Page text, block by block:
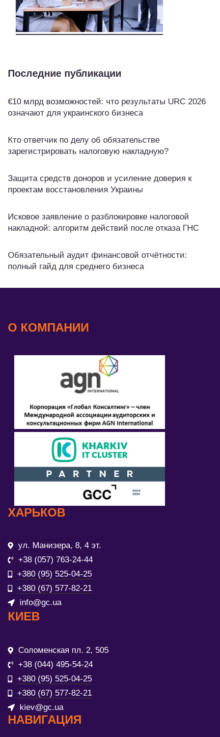
Последние публикации
€10 млрд возможностей: что результаты URC 2026
означают для украинского бизнеса
Кто ответчик по делу об обязательстве
зарегистрировать налоговую накладную?
Защита средств доноров и усиление доверия к
проектам восстановления Украины
Исковое заявление о разблокировке налоговой
накладной: алгоритм действий после отказа ГНС
Обязательный аудит финансовой отчётности:
полный гайд для среднего бизнеса
О КОМПАНИИ
ХАРЬКОВ
ул. Манизера, 8, 4 эт.
+38 (057) 763-24-44
+380 (95) 525-04-25
+380 (67) 577-82-21
info@gc.ua
КИЕВ
Соломенская пл. 2, 505
+38 (044) 495-54-24
+380 (95) 525-04-25
+380 (67) 577-82-21
kiev@gc.ua
НАВИГАЦИЯ